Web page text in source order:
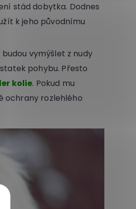
stád dobytka. Dodnes
k jeho původnímu
budou vymýšlet z nudy
pohybu. Přesto
kolie. Pokud mu
ochrany rozlehlého